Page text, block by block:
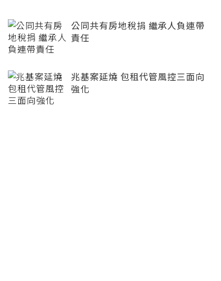
公同共有房地稅捐 繼承人負連帶
責任
兆基案延燒 包租代管風控三面向
強化